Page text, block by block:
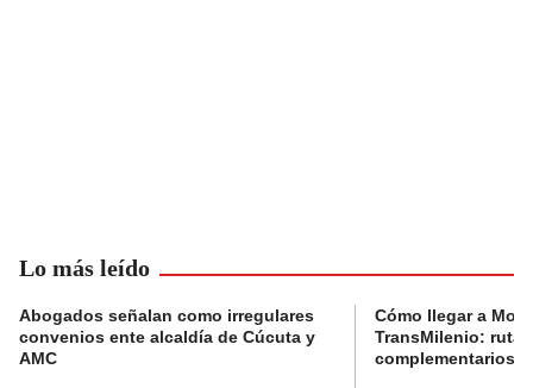
Lo más leído
Abogados señalan como irregulares
convenios ente alcaldía de Cúcuta y
AMC
Cómo llegar a
TransMilenio:
complementarios